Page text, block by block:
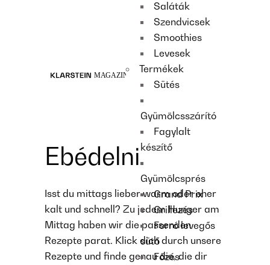
Saláták
Szendvicsek
Smoothies
Levesek
Termékek
Sütés
Gyümölcsszárító
Fagylalt
készítő
Gyümölcsprés
Grand Prix
Grillezés
Forró levegős
sütő
Főzés
Ebédelni
Isst du mittags lieber warm oder eher
kalt und schnell? Zu jedem Hunger am
Mittag haben wir die passenden
Rezepte parat. Klick dich durch unsere
Rezepte und finde genau die, die dir